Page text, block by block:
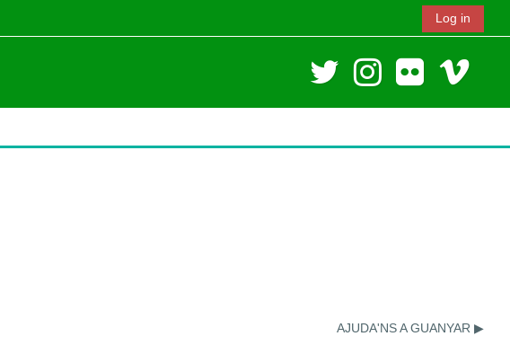
Log in
AJUDA'NS A GUANYAR ▶︎